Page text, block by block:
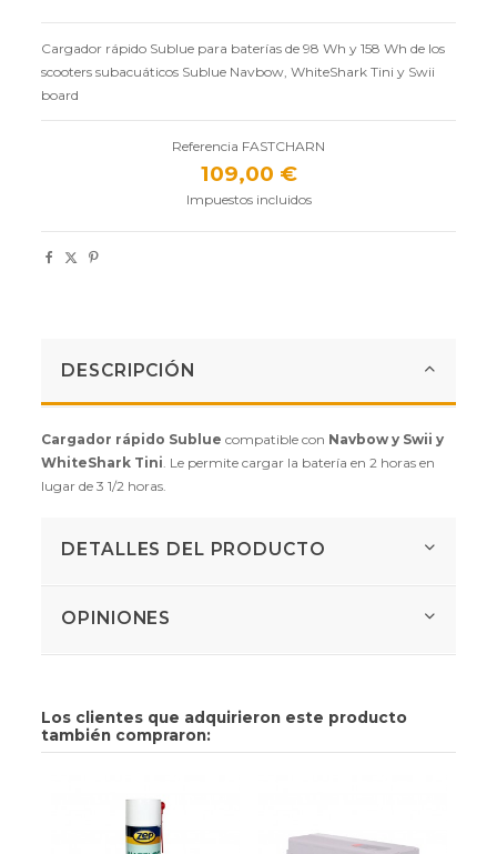
Cargador rápido Sublue para baterías de 98 Wh y 158 Wh de los
scooters subacuáticos Sublue Navbow, WhiteShark Tini y Swii
board
Referencia FASTCHARN
109,00 €
Impuestos incluidos
DESCRIPCIÓN
Cargador rápido Sublue compatible con Navbow y Swii y
WhiteShark Tini. Le permite cargar la batería en 2 horas en
lugar de 3 1/2 horas.
DETALLES DEL PRODUCTO
OPINIONES
Los clientes que adquirieron este producto
también compraron: